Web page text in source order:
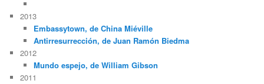
2013
Embassytown, de China Miéville
Antirresurrección, de Juan Ramón Biedma
2012
Mundo espejo, de William Gibson
2011